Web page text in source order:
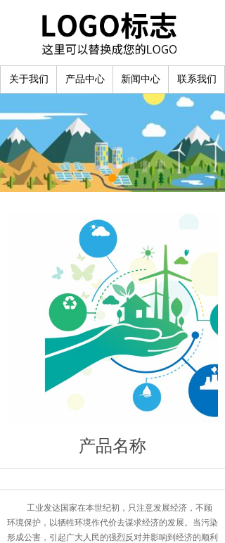
关于我们 产品中心 新闻中心 联系我们
产品名称
工业发达国家在本世纪初，只注意发展经济，不顾
环境保护，以牺牲环境作代价去谋求经济的发展。当污染
形成公害，引起广大人民的强烈反对并影响到经济的顺利